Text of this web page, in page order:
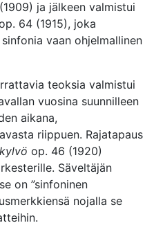
(1909) ja jälkeen valmistui
64 (1915), joka
vaan ohjelmallinen
teoksia valmistui
vuosina suunnilleen
aikana,
riippuen. Rajatapaus
op. 46 (1920)
Säveltäjän
on ”sinfoninen
nojalla se